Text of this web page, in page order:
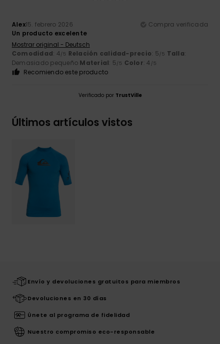
Alex15. febrero 2026
Compra verificada
Un producto excelente
Mostrar original - Deutsch
Comodidad: 4/5 Relación calidad-precio: 5/5 Talla:
Demasiado pequeño Material: 5/5 Color: 4 /5
Recomiendo este producto
Verificado por TrustVille
Últimos artículos vistos
Envío y devoluciones gratuitos para miembros
Devoluciones en 30 días
Únete al programa de fidelidad
Nuestro compromiso eco-responsable